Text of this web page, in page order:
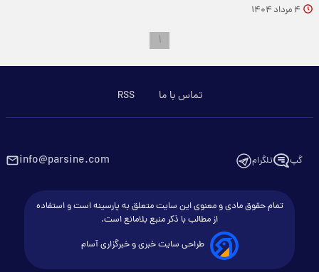
۴ مرداد ۱۴۰۴
۱
تماس با ما RSS
گپ تلگرام info@parsine.com
تمام حقوق مادی و معنوی این سایت متعلق به پارسینه است و استفاده
از مطالب با ذکر منبع بلامانع است.
طراحی سایت خبری و خبرگزاری آسام